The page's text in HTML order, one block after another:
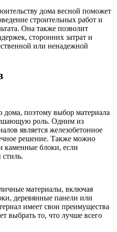
дома весной поможет
строительных работ и
Она также позволит
сторонних затрат и
или ненадежной
поэтому выбор материала
роль. Одним из
является железобетонное
решение. Также можно
каменные блоки, если
стиль.
материалы, включая
деревянные панели или
имеет свои преимущества
выбрать то, что лучше всего